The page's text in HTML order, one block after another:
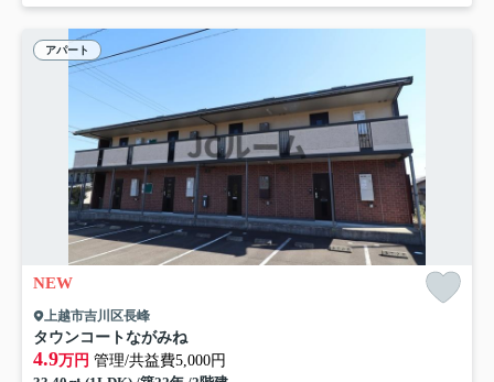
アパート
NEW
上越市吉川区長峰
タウンコートながみね
4.9万円 管理/共益費5,000円